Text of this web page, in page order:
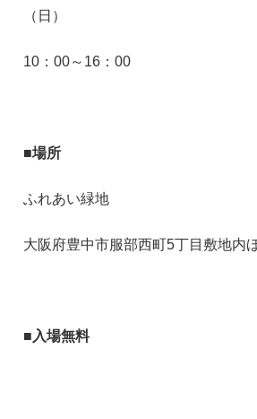
（日）
10：00～16：00
■場所
ふれあい緑地
大阪府豊中市服部西町5丁目敷地内
■入場無料